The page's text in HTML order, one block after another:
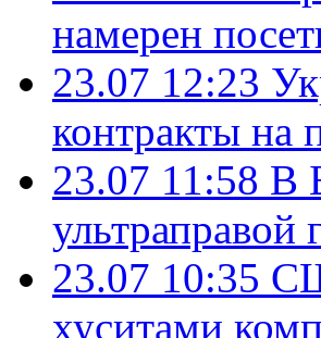
намерен
23.07 12:23
контракты на
23.07 11:58 В
ультраправой
23.07 10:35
хуситами